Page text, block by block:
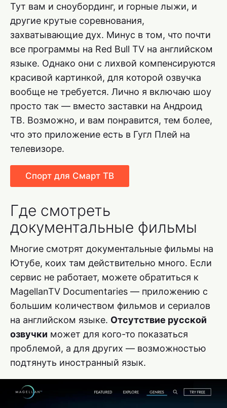
Тут вам и сноубординг, и горные лыжи, и
другие крутые соревнования,
захватывающие дух. Минус в том, что почти
все программы на Red Bull TV на английском
языке. Однако они с лихвой компенсируются
красивой картинкой, для которой озвучка
вообще не требуется. Лично я включаю шоу
просто так — вместо заставки на Андроид
ТВ. Возможно, и вам понравится, тем более,
что это приложение есть в Гугл Плей на
телевизоре.
Спорт для Смарт ТВ
Где смотреть
документальные фильмы
Многие смотрят документальные фильмы на
Ютубе, коих там действительно много. Если
сервис не работает, можете обратиться к
MagellanTV Documentaries — приложению с
большим количеством фильмов и сериалов
на английском языке. Отсутствие русской
озвучки может для кого-то показаться
проблемой, а для других — возможностью
подтянуть иностранный язык.